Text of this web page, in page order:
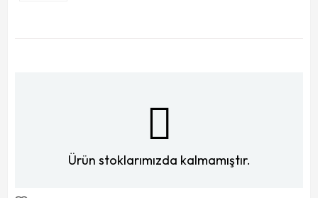
Ürün stoklarımızda kalmamıştır.